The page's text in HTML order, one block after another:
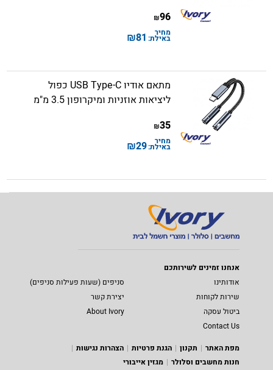
96
₪
מחיר
באילת: 81
₪
מתאם אודיו USB Type-C כפול
ליציאות אוזניות ומיקרופון 3.5 מ"מ
35
₪
מחיר
באילת:29
₪
אנחנו זמינים לשירותכם
אודותינו
סניפים (שעות פעילות סניפים)
שירות לקוחות
יצירת קשר
ביטול עסקה
About Ivory
Contact Us
מפת האתר
תקנון הגנת פרטיות
הצהרות נגישות
חנות מחשבים וסלולר
מגזין אייבורי